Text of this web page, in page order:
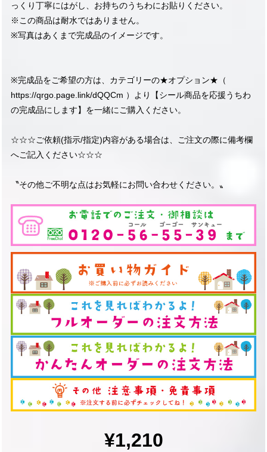
っくり丁寧にはがし、お持ちのうちわにお貼りください。
※この商品は耐水ではありません。
※写真はあくまで完成品のイメージです。
※完成品をご希望の方は、カテゴリーの★オプション★（
https://qrgo.page.link/dQQCm ）より【シール商品を応援うちわ
の完成品にします】を一緒にご購入ください。
☆☆☆ご依頼(指示/指定)内容がある場合は、ご注文の際に備考欄
へご記入ください☆☆☆
〝その他ご不明な点はお気軽にお問い合わせください。〟
¥1,210